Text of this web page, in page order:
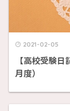
2021-02-05
【高校受験
月度）